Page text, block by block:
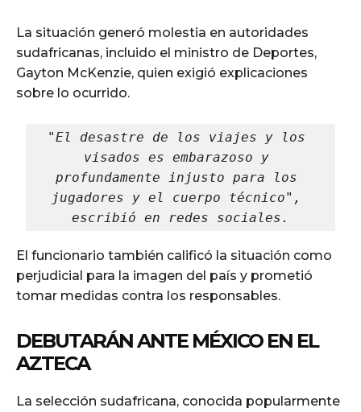
La situación generó molestia en autoridades
sudafricanas, incluido el ministro de Deportes,
Gayton McKenzie, quien exigió explicaciones
sobre lo ocurrido.
"El desastre de los viajes y los
visados es embarazoso y
profundamente injusto para los
jugadores y el cuerpo técnico",
escribió en redes sociales.
El funcionario también calificó la situación como
perjudicial para la imagen del país y prometió
tomar medidas contra los responsables.
DEBUTARÁN ANTE MÉXICO EN EL
AZTECA
La selección sudafricana, conocida popularmente